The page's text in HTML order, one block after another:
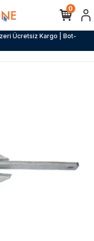
Ücretsiz Kargo | Bot-
0